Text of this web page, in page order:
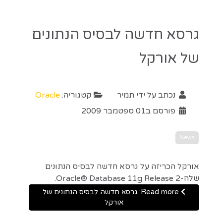
גרסא חדשה לבסיס הנתונים
של אורקל
נכתב על ידי תמיר קטגוריה: Oracle
פורסם ב01 ספטמבר 2009
News
אורקל הכריזה על גרסא חדשה לבסיס הנתונים
שלה-Oracle® Database 11g Release 2.
Read more: גרסא חדשה לבסיס הנתונים של
אורקל